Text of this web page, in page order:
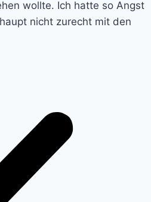
wollte. Ich hatte so Angst
nicht zurecht mit den